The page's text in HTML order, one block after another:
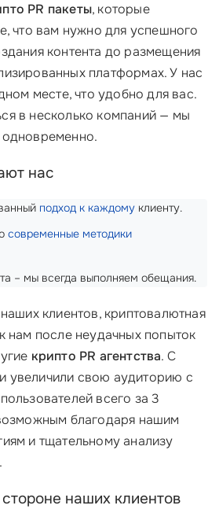
PR пакеты, которые
что вам нужно для успешного
контента до размещения
платформах. У нас
месте, что удобно для вас.
в несколько компаний — мы
нас
подход к каждому клиенту.
современные методики
– мы всегда выполняем обещания.
клиентов, криптовалютная
нам после неудачных попыток
крипто PR агентства. С
свою аудиторию с
всего за 3
благодаря нашим
и тщательному анализу
.
наших клиентов